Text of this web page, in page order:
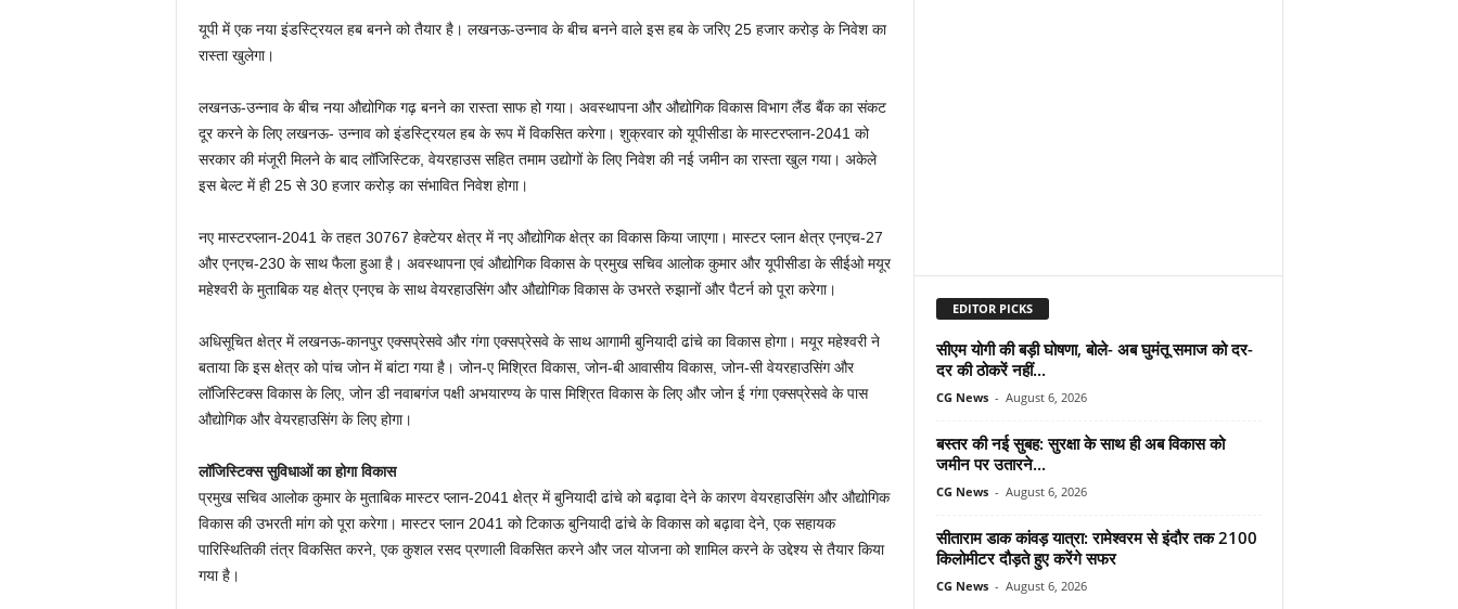
यूपी में एक नया इंडस्ट्रियल हब बनने को तैयार है। लखनऊ-उन्नाव के बीच बनने वाले इस हब के जरिए 25 हजार करोड़ के निवेश का
रास्ता खुलेगा।
लखनऊ-उन्नाव के बीच नया औद्योगिक गढ़ बनने का रास्ता साफ हो गया। अवस्थापना और औद्योगिक विकास विभाग लैंड बैंक का संकट
दूर करने के लिए लखनऊ- उन्नाव को इंडस्ट्रियल हब के रूप में विकसित करेगा। शुक्रवार को यूपीसीडा के मास्टरप्लान-2041 को
सरकार की मंजूरी मिलने के बाद लॉजिस्टिक, वेयरहाउस सहित तमाम उद्योगों के लिए निवेश की नई जमीन का रास्ता खुल गया। अकेले
इस बेल्ट में ही 25 से 30 हजार करोड़ का संभावित निवेश होगा।
नए मास्टरप्लान-2041 के तहत 30767 हेक्टेयर क्षेत्र में नए औद्योगिक क्षेत्र का विकास किया जाएगा। मास्टर प्लान क्षेत्र एनएच-27
और एनएच-230 के साथ फैला हुआ है। अवस्थापना एवं औद्योगिक विकास के प्रमुख सचिव आलोक कुमार और यूपीसीडा के सीईओ मयूर
महेश्वरी के मुताबिक यह क्षेत्र एनएच के साथ वेयरहाउसिंग और औद्योगिक विकास के उभरते रुझानों और पैटर्न को पूरा करेगा।
अधिसूचित क्षेत्र में लखनऊ-कानपुर एक्सप्रेसवे और गंगा एक्सप्रेसवे के साथ आगामी बुनियादी ढांचे का विकास होगा। मयूर महेश्वरी ने
बताया कि इस क्षेत्र को पांच जोन में बांटा गया है। जोन-ए मिश्रित विकास, जोन-बी आवासीय विकास, जोन-सी वेयरहाउसिंग और
लॉजिस्टिक्स विकास के लिए, जोन डी नवाबगंज पक्षी अभयारण्य के पास मिश्रित विकास के लिए और जोन ई गंगा एक्सप्रेसवे के पास
औद्योगिक और वेयरहाउसिंग के लिए होगा।
लॉजिस्टिक्स सुविधाओं का होगा विकास
प्रमुख सचिव आलोक कुमार के मुताबिक मास्टर प्लान-2041 क्षेत्र में बुनियादी ढांचे को बढ़ावा देने के कारण वेयरहाउसिंग और औद्योगिक
विकास की उभरती मांग को पूरा करेगा। मास्टर प्लान 2041 को टिकाऊ बुनियादी ढांचे के विकास को बढ़ावा देने, एक सहायक
पारिस्थितिकी तंत्र विकसित करने, एक कुशल रसद प्रणाली विकसित करने और जल योजना को शामिल करने के उद्देश्य से तैयार किया
गया है।
EDITOR PICKS
सीएम योगी की बड़ी घोषणा, बोले- अब घुमंतू समाज को दर-
दर की ठोकरें नहीं...
CG News - August 6, 2026
बस्तर की नई सुबह: सुरक्षा के साथ ही अब विकास को
जमीन पर उतारने...
CG News - August 6, 2026
सीताराम डाक कांवड़ यात्रा: रामेश्वरम से इंदौर तक 2100
किलोमीटर दौड़ते हुए करेंगे सफर
CG News - August 6, 2026